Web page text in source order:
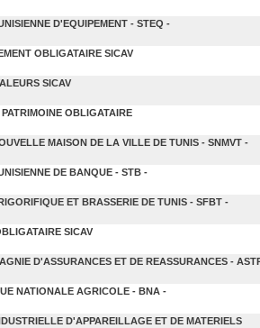
D'EQUIPEMENT - STEQ -
OBLIGATAIRE SICAV
SICAV
PATRIMOINE OBLIGATAIRE
MAISON DE LA VILLE DE TUNIS - SNMVT -
DE BANQUE - STB -
ET BRASSERIE DE TUNIS - SFBT -
SICAV
D'ASSURANCES ET DE REASSURANCES -
NATIONALE AGRICOLE - BNA -
D'APPAREILLAGE ET DE MATERIELS